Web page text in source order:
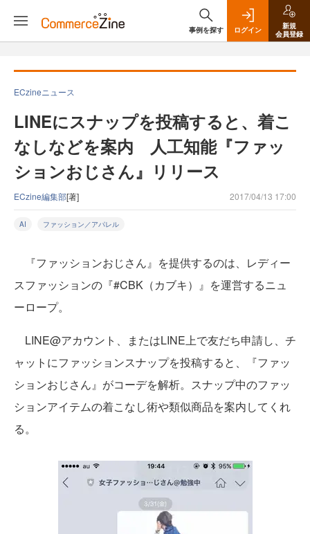
事例を探す ログイン
新規
会員登録
ECzineニュース
LINEにスナップを投稿すると、着こ
なしなどを案内 人工知能『ファッ
ションおじさん』リリース
ECzine編集部[著] 2017/04/13 17:00
AI ファッション／アパレル
『ファッションおじさん』を提供するのは、レディー
スファッションの『#CBK（カブキ）』を運営するニュ
ーロープ。
LINE@アカウント、またはLINE上で友だち申請し、チ
ャットにファッションスナップを投稿すると、『ファッ
ションおじさん』がコーデを解析。スナップ中のファッ
ションアイテムの着こなし術や類似商品を案内してくれ
る。